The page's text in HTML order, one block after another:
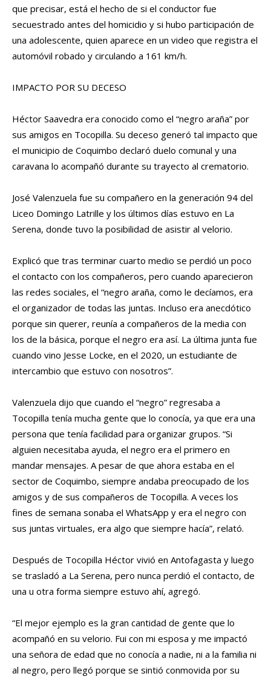
que precisar, está el hecho de si el conductor fue
secuestrado antes del homicidio y si hubo participación de
una adolescente, quien aparece en un video que registra el
automóvil robado y circulando a 161 km/h.
IMPACTO POR SU DECESO
Héctor Saavedra era conocido como el “negro araña” por
sus amigos en Tocopilla. Su deceso generó tal impacto que
el municipio de Coquimbo declaró duelo comunal y una
caravana lo acompañó durante su trayecto al crematorio.
José Valenzuela fue su compañero en la generación 94 del
Liceo Domingo Latrille y los últimos días estuvo en La
Serena, donde tuvo la posibilidad de asistir al velorio.
Explicó que tras terminar cuarto medio se perdió un poco
el contacto con los compañeros, pero cuando aparecieron
las redes sociales, el “negro araña, como le decíamos, era
el organizador de todas las juntas. Incluso era anecdótico
porque sin querer, reunía a compañeros de la media con
los de la básica, porque el negro era así. La última junta fue
cuando vino Jesse Locke, en el 2020, un estudiante de
intercambio que estuvo con nosotros”.
Valenzuela dijo que cuando el “negro” regresaba a
Tocopilla tenía mucha gente que lo conocía, ya que era una
persona que tenía facilidad para organizar grupos. “Si
alguien necesitaba ayuda, el negro era el primero en
mandar mensajes. A pesar de que ahora estaba en el
sector de Coquimbo, siempre andaba preocupado de los
amigos y de sus compañeros de Tocopilla. A veces los
fines de semana sonaba el WhatsApp y era el negro con
sus juntas virtuales, era algo que siempre hacía”, relató.
Después de Tocopilla Héctor vivió en Antofagasta y luego
se trasladó a La Serena, pero nunca perdió el contacto, de
una u otra forma siempre estuvo ahí, agregó.
“El mejor ejemplo es la gran cantidad de gente que lo
acompañó en su velorio. Fui con mi esposa y me impactó
una señora de edad que no conocía a nadie, ni a la familia ni
al negro, pero llegó porque se sintió conmovida por su